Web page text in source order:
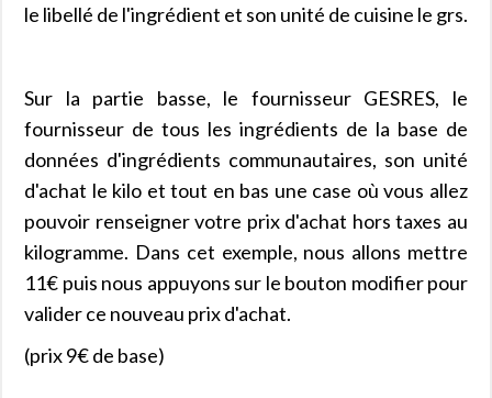
le libellé de l'ingrédient et son unité de cuisine le grs.
Sur la partie basse, le fournisseur GESRES, le
fournisseur de tous les ingrédients de la base de
données d'ingrédients communautaires, son unité
d'achat le kilo et tout en bas une case où vous allez
pouvoir renseigner votre prix d'achat hors taxes au
kilogramme. Dans cet exemple, nous allons mettre
11€ puis nous appuyons sur le bouton modifier pour
valider ce nouveau prix d'achat.
(prix 9€ de base)